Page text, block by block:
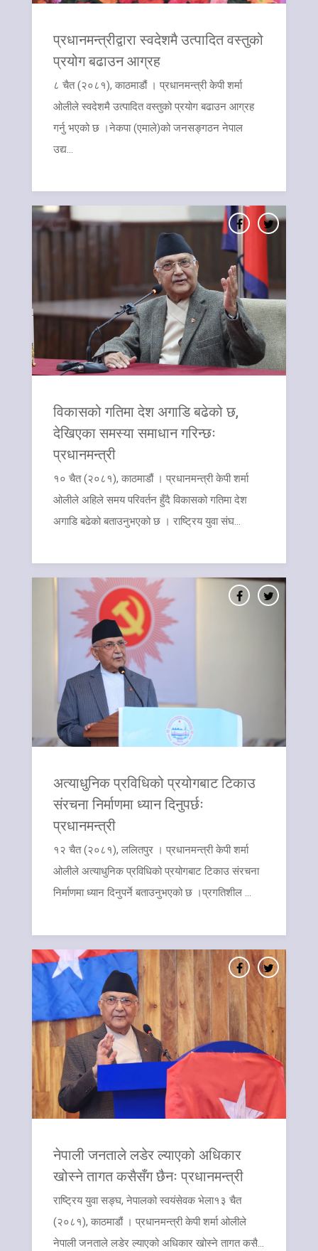
प्रधानमन्त्रीद्वारा स्वदेशमै उत्पादित वस्तुको
प्रयोग बढाउन आग्रह
८ चैत (२०८१), काठमाडौं । प्रधानमन्त्री केपी शर्मा
ओलीले स्वदेशमै उत्पादित वस्तुको प्रयोग बढाउन आग्रह
गर्नु भएको छ ।नेकपा (एमाले)को जनसङ्गठन नेपाल
उद्य...
विकासको गतिमा देश अगाडि बढेको छ,
देखिएका समस्या समाधान गरिन्छः
प्रधानमन्त्री
१० चैत (२०८१), काठमाडौं । प्रधानमन्त्री केपी शर्मा
ओलीले अहिले समय परिवर्तन हुँदै विकासको गतिमा देश
अगाडि बढेको बताउनुभएको छ । राष्ट्रिय युवा संघ...
अत्याधुनिक प्रविधिको प्रयोगबाट टिकाउ
संरचना निर्माणमा ध्यान दिनुपर्छः
प्रधानमन्त्री
१२ चैत (२०८१), ललितपुर । प्रधानमन्त्री केपी शर्मा
ओलीले अत्याधुनिक प्रविधिको प्रयोगबाट टिकाउ संरचना
निर्माणमा ध्यान दिनुपर्ने बताउनुभएको छ ।प्रगतिशील ...
नेपाली जनताले लडेर ल्याएको अधिकार
खोस्ने तागत कसैसँग छैनः प्रधानमन्त्री
​राष्ट्रिय युवा सङ्घ, नेपालको स्वयंसेवक भेला१३ चैत
(२०८१), काठमाडौं । प्रधानमन्त्री केपी शर्मा ओलीले
नेपाली जनताले लडेर ल्याएको अधिकार खोस्ने तागत कसै...